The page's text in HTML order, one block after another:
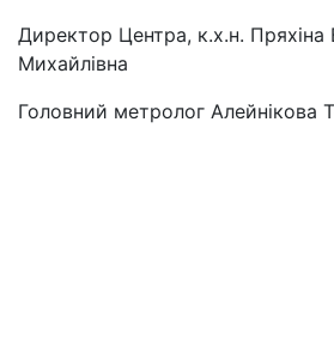
Директор Центра, к.х.н. Пряхіна
Михайлівна
Головний метролог Алейнікова